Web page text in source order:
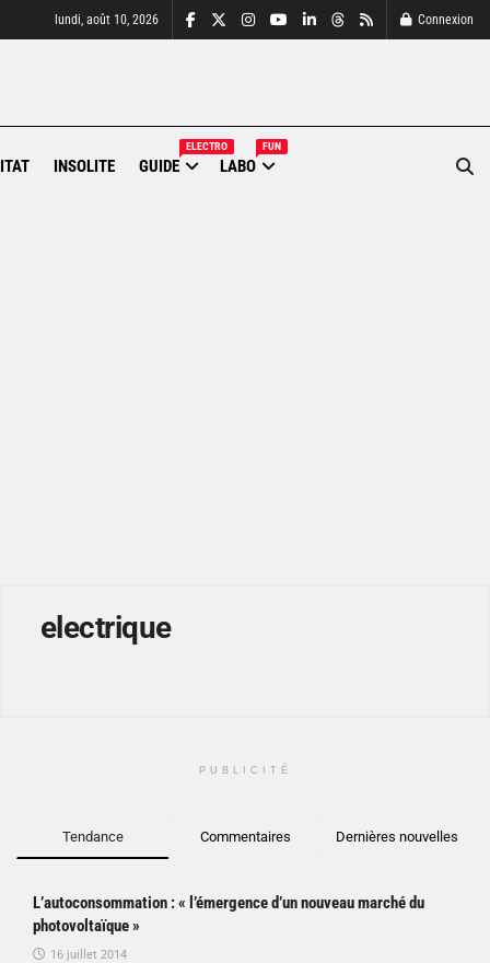
lundi, août 10, 2026 Connexion
INSOLITE GUIDE
ELECTRO
LABO
FUN
electrique
PUBLICITÉ
Tendance Commentaires Dernières nouvelles
L’autoconsommation : « l’émergence d’un nouveau marché du
photovoltaïque »
16 juillet 2014